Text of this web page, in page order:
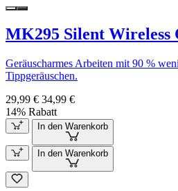
MK295 Silent Wireless
Geräuscharmes Arbeiten mit 90 %
Tippgeräuschen.
29,99 € 34,99 €
14% Rabatt
In den Warenkorb
In den Warenkorb